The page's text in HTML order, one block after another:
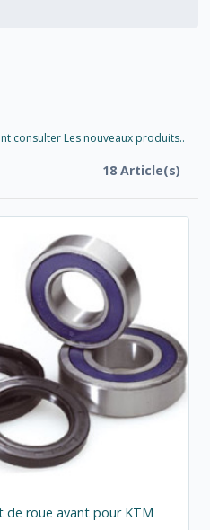
consulter Les nouveaux produits..
18 Article(s)
de roue avant pour KTM